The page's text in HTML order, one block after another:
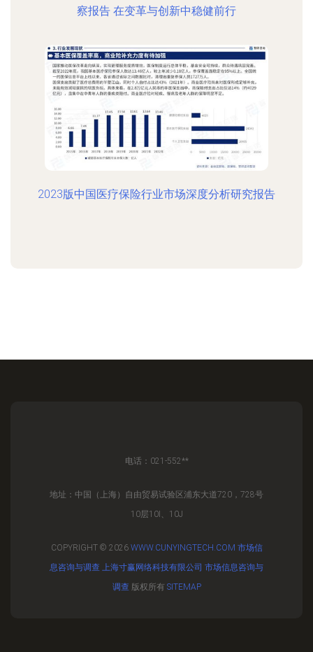
察报告 在变革与创新中稳健前行
2023版中国医疗保险行业市场深度分析研究报告
电话：021-552**
地址：中国（上海）自由贸易试验区浦东大道720，728号
10层10I、10J
COPYRIGHT © 2026 WWW.CUNYINGTECH.COM 市场信
息咨询与调查 上海寸赢网络科技有限公司 市场信息咨询与
调查 版权所有 SITEMAP